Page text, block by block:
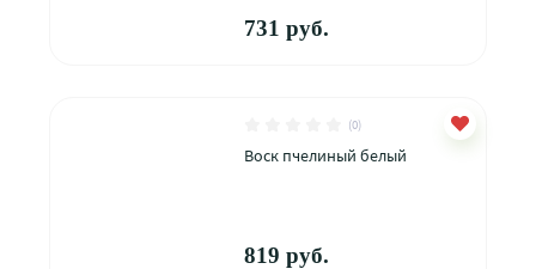
731 руб.
(0)
Воск пчелиный белый
819 руб.